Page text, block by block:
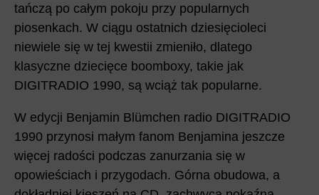
tańczą po całym pokoju przy popularnych
piosenkach. W ciągu ostatnich dziesięcioleci
niewiele się w tej kwestii zmieniło, dlatego
klasyczne dziecięce boomboxy, takie jak
DIGITRADIO 1990, są wciąż tak popularne.
W edycji Benjamin Blümchen radio DIGITRADIO
1990 przynosi małym fanom Benjamina jeszcze
więcej radości podczas zanurzania się w
opowieściach i przygodach. Górna obudowa, a